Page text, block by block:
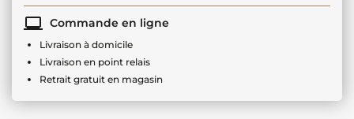
Commande en ligne
Livraison à domicile
Livraison en point relais
Retrait gratuit en magasin